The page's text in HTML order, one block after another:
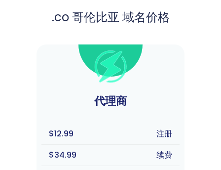
.co 哥伦比亚 域名价格
代理商
$12.99
注册
$34.99
续费